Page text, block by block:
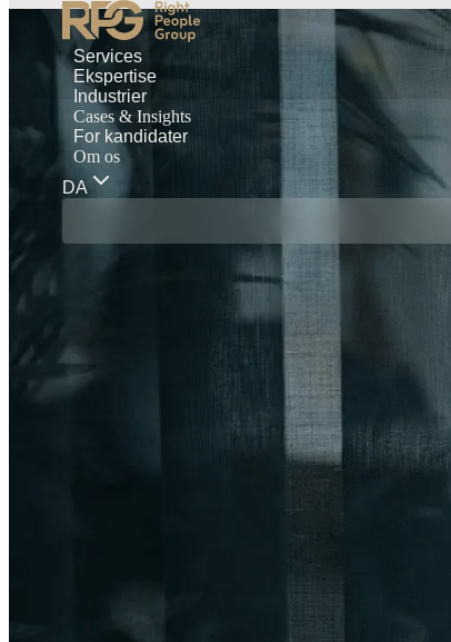
Services
Ekspertise
Industrier
Cases & Insights
For kandidater
Om os
DA